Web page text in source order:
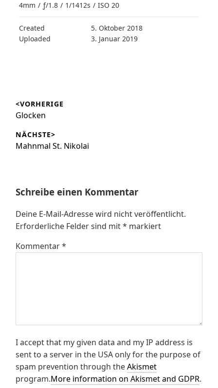
4mm / ƒ/1.8 / 1/1412s / ISO 20
Created
5. Oktober 2018
Uploaded
3. Januar 2019
<VORHERIGE
Vorheriger
Glocken
NÄCHSTE>
Nächster
Mahnmal St. Nikolai
Schreibe einen Kommentar
Deine E-Mail-Adresse wird nicht veröffentlicht.
Erforderliche Felder sind mit* markiert
Kommentar*
I accept that my given data and my IP address is
sent to a server in the USA only for the purpose of
spam prevention through theAkismet
program.More information on Akismet and GDPR.